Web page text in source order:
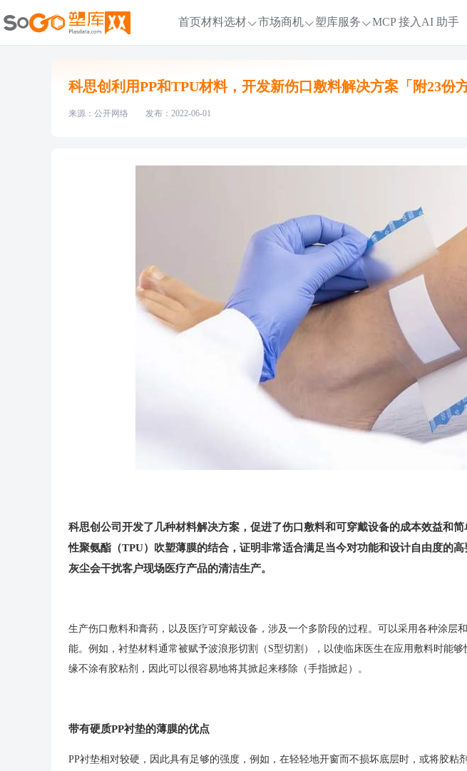
首页材料选材 市场商机 塑库服务 MCP 接入 AI 助手
科思创利用PP和TPU材料，开发新伤口敷料解决方案「附23份方
来源：公开网络 发布：2022-06-01
科思创公司开发了几种材料解决方案，促进了伤口敷料和可穿戴设备的成本效益和
性聚氨酯（TPU）吹塑薄膜的结合，证明非常适合满足当今对功能和设计自由度的
灰尘会干扰客户现场医疗产品的清洁生产。
生产伤口敷料和膏药，以及医疗可穿戴设备，涉及一个多阶段的过程。可以采用各种涂层
能。例如，衬垫材料通常被赋予波浪形切割（S型切割），以使临床医生在应用敷料时能
缘不涂有胶粘剂，因此可以很容易地将其掀起来移除（手指掀起）。
带有硬质PP衬垫的薄膜的优点
PP衬垫相对较硬，因此具有足够的强度，例如，在轻轻地开窗而不损坏底层时，或将胶粘